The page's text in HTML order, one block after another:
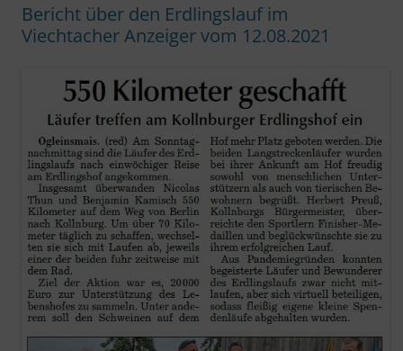
Bericht über den Erdlingslauf im
Viechtacher Anzeiger vom 12.08.2021